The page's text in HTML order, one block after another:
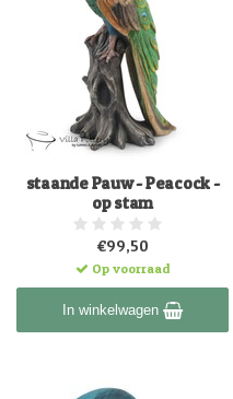
staande Pauw - Peacock -
op stam
€99,50
Op voorraad
In winkelwagen